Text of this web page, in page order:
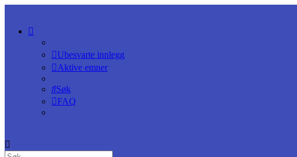
Ubesvarte innlegg
Aktive emner
Søk
FAQ